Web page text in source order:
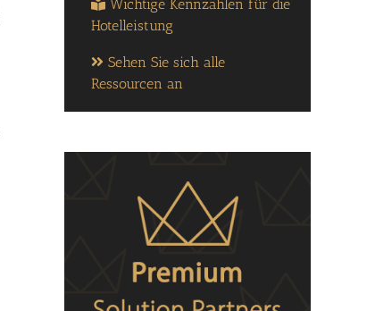
Wichtige Kennzahlen für die
Hotelleistung
Sehen Sie sich alle
Ressourcen an